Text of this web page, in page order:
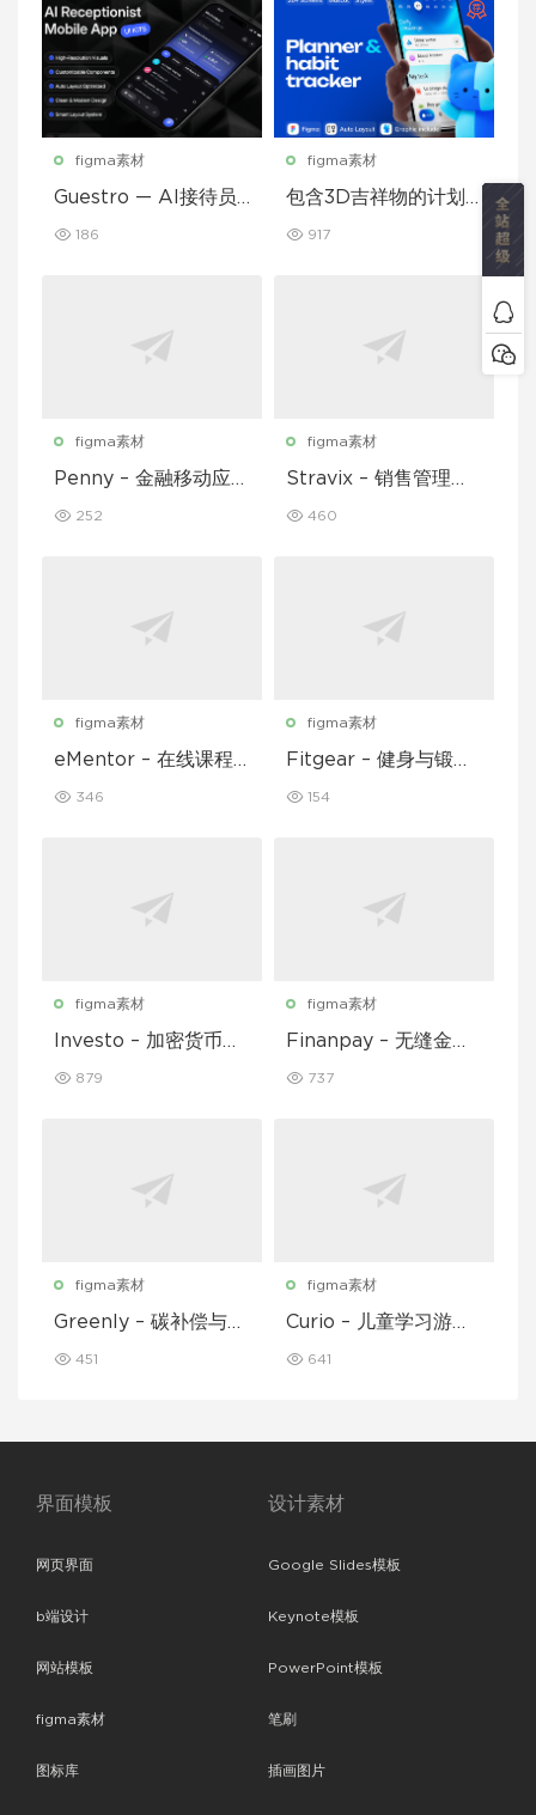
figma素材
Guestro — AI接待员
186
figma素材
包含3D吉祥物的计划
计UI套件
917
figma素材
Penny – 金融移动应用
252
figma素材
Stravix – 销售管理仪
460
figma素材
eMentor – 在线课程
UI Kit
346
figma素材
Fitgear – 健身与锻炼
154
figma素材
Investo – 加密货币应
879
figma素材
Finanpay – 无缝金融
737
figma素材
Greenly – 碳补偿与废
I 套件
451
figma素材
Curio – 儿童学习游戏
641
界面模板
网页界面
b端设计
网站模板
figma素材
图标库
设计素材
Google Slides模板
Keynote模板
PowerPoint模板
笔刷
插画图片